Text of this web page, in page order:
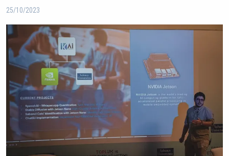
25/10/2023